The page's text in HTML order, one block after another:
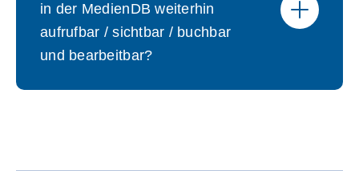
in der MedienDB weiterhin
aufrufbar / sichtbar / buchbar
und bearbeitbar?